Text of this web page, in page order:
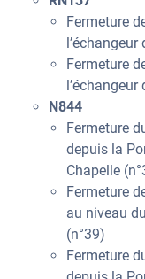
Fermeture
l’échangeur
Fermeture
l’échangeur
N844
Fermeture
depuis la
Chapelle
Fermeture
au niveau
(n°39)
Fermeture